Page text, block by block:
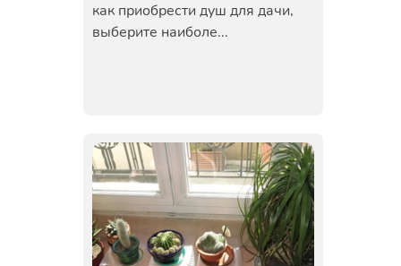
как приобрести душ для дачи,
выберите наиболе...